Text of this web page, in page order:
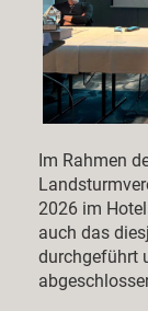
Im Rahmen
2026 im
auch das
durchgeführt